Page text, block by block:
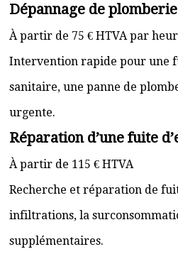
Dépannage de
À partir de 75 € HTVA par
Intervention rapide pour une
sanitaire, une panne de
urgente.
Réparation d’une fuite
À partir de 115 € HTVA
Recherche et réparation de
infiltrations, la
supplémentaires.